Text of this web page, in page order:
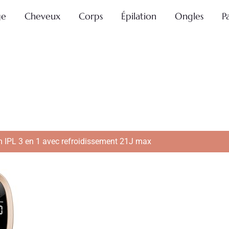
Cheveux Corps Épilation Ongles
IPL 3 en 1 avec refroidissement 21J max